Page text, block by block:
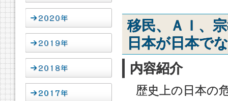
移民、ＡＩ、
日本が日本で
内容紹介
歴史上の日本の